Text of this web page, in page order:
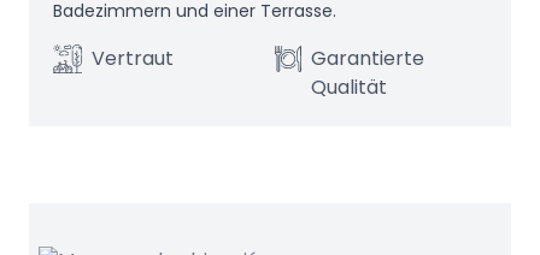
Badezimmern und einer Terrasse.
Vertraut
Garantierte
Qualität